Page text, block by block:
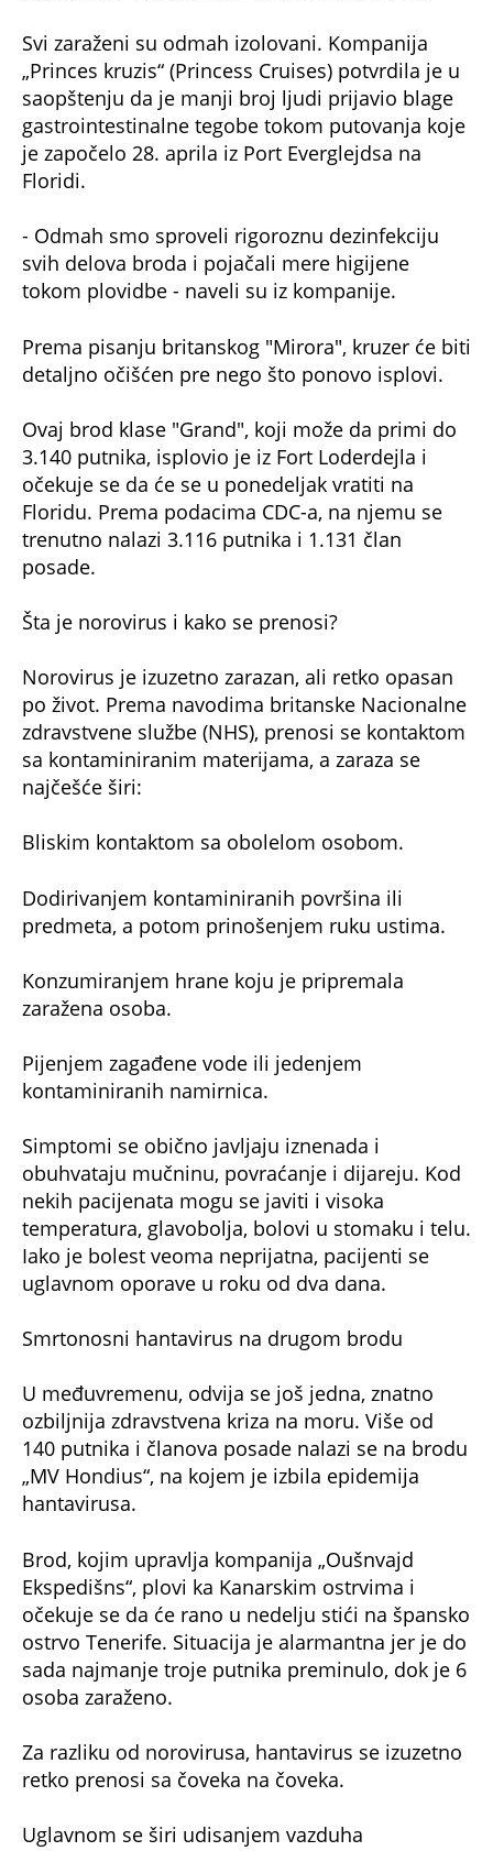
Svi zaraženi su odmah izolovani. Kompanija
„Princes kruzis“ (Princess Cruises) potvrdila je u
saopštenju da je manji broj ljudi prijavio blage
gastrointestinalne tegobe tokom putovanja koje
je započelo 28. aprila iz Port Everglejdsa na
Floridi.
- Odmah smo sproveli rigoroznu dezinfekciju
svih delova broda i pojačali mere higijene
tokom plovidbe - naveli su iz kompanije.
Prema pisanju britanskog "Mirora", kruzer će biti
detaljno očišćen pre nego što ponovo isplovi.
Ovaj brod klase "Grand", koji može da primi do
3.140 putnika, isplovio je iz Fort Loderdejla i
očekuje se da će se u ponedeljak vratiti na
Floridu. Prema podacima CDC-a, na njemu se
trenutno nalazi 3.116 putnika i 1.131 član
posade.
Šta je norovirus i kako se prenosi?
Norovirus je izuzetno zarazan, ali retko opasan
po život. Prema navodima britanske Nacionalne
zdravstvene službe (NHS), prenosi se kontaktom
sa kontaminiranim materijama, a zaraza se
najčešće širi:
Bliskim kontaktom sa obolelom osobom.
Dodirivanjem kontaminiranih površina ili
predmeta, a potom prinošenjem ruku ustima.
Konzumiranjem hrane koju je pripremala
zaražena osoba.
Pijenjem zagađene vode ili jedenjem
kontaminiranih namirnica.
Simptomi se obično javljaju iznenada i
obuhvataju mučninu, povraćanje i dijareju. Kod
nekih pacijenata mogu se javiti i visoka
temperatura, glavobolja, bolovi u stomaku i telu.
Iako je bolest veoma neprijatna, pacijenti se
uglavnom oporave u roku od dva dana.
Smrtonosni hantavirus na drugom brodu
U međuvremenu, odvija se još jedna, znatno
ozbiljnija zdravstvena kriza na moru. Više od
140 putnika i članova posade nalazi se na brodu
„MV Hondius“, na kojem je izbila epidemija
hantavirusa.
Brod, kojim upravlja kompanija „Oušnvajd
Ekspedišns“, plovi ka Kanarskim ostrvima i
očekuje se da će rano u nedelju stići na špansko
ostrvo Tenerife. Situacija je alarmantna jer je do
sada najmanje troje putnika preminulo, dok je 6
osoba zaraženo.
Za razliku od norovirusa, hantavirus se izuzetno
retko prenosi sa čoveka na čoveka.
Uglavnom se širi udisanjem vazduha